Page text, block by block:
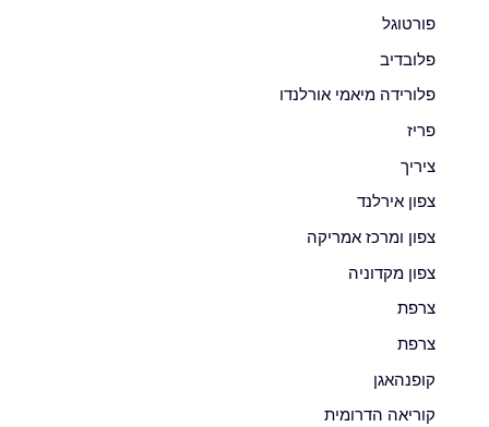
פורטוגל
פלובדיב
פלורידה מיאמי אורלנדו
פריז
ציריך
צפון אירלנד
צפון ומרכז אמריקה
צפון מקדוניה
צרפת
צרפת
קופנהאגן
קוריאה הדרומית